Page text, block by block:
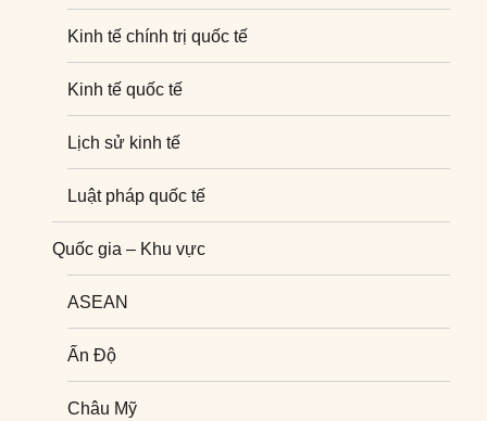
Kinh tế chính trị quốc tế
Kinh tế quốc tế
Lịch sử kinh tế
Luật pháp quốc tế
Quốc gia – Khu vực
ASEAN
Ấn Độ
Châu Mỹ